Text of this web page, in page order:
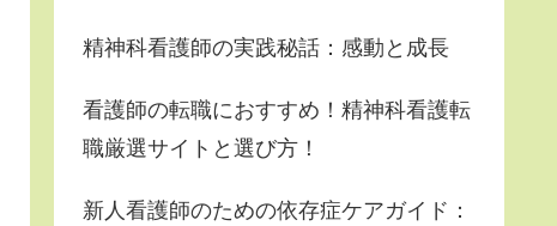
精神科看護師の実践秘話：感動と成長
看護師の転職におすすめ！精神科看護転
職厳選サイトと選び方！
新人看護師のための依存症ケアガイド：